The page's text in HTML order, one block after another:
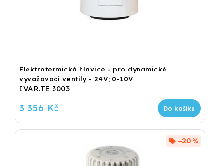
Elektrotermická hlavice - pro dynamické
vyvažovací ventily - 24V; 0-10V
IVAR.TE 3003
3 356 Kč Do košíku
–20 %